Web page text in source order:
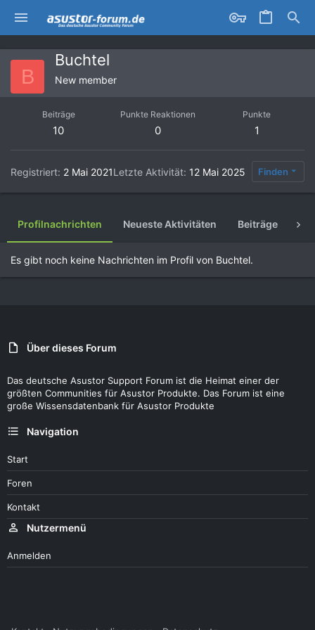
B
Buchtel
New member
Beiträge
10
Punkte Reaktionen
0
Punkte
1
Registriert 2 Mai 2021Letzte Aktivität 12 Mai 2025 Finden
Profilnachrichten Neueste Aktivitäten Beiträge
Es gibt noch keine Nachrichten im Profil von Buchtel.
Über dieses Forum
Das deutsche Asustor Support Forum ist die Heimat einer der
größten Communities für Asustor Produkte. Das Forum ist eine
große Wissensdatenbank für Asustor Produkte
Navigation
Start
Foren
Kontakt
Nutzermenü
Anmelden